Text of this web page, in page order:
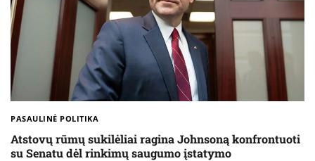
PASAULINĖ POLITIKA
Atstovų rūmų sukilėliai ragina Johnsoną konfrontuoti
su Senatu dėl rinkimų saugumo įstatymo